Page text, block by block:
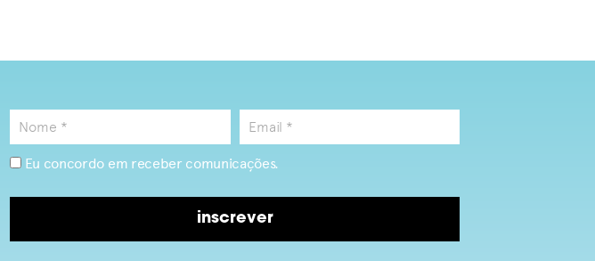
Eu concordo em receber comunicações.
inscrever